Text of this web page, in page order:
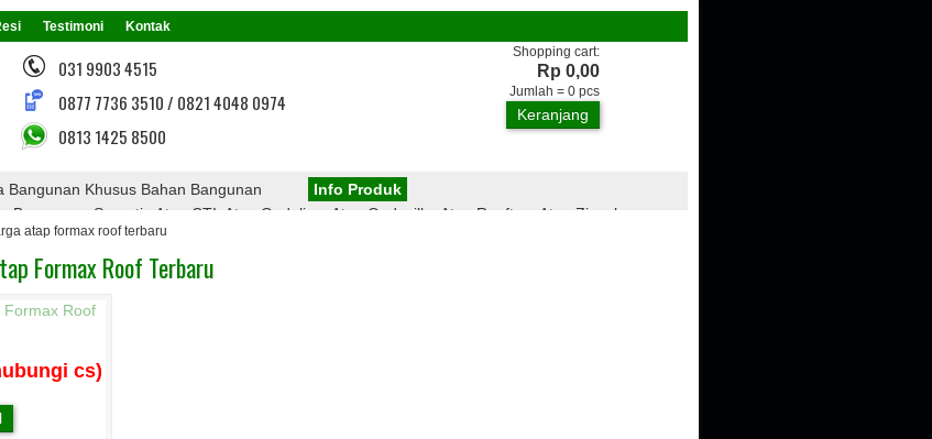
Testimoni Kontak
031 9903 4515
0877 7736 3510 / 0821 4048 0974
0813 1425 8500
Shopping cart:
Rp 0,00
Jumlah = 0 pcs
Keranjang
Bangunan Khusus Bahan Bangunan
Info Produk
Bangunan, Seperti : Atap CTI, Atap Onduline, Atap Onduvilla, Atap Rooftop, Atap Zincalume,
Atap Transparan, Atap Polycarbonate, Rangka Atap Baja Ringan, Genteng Metal, Plafon
Kami
atap formax roof terbaru
Formax Roof Terbaru
cs)